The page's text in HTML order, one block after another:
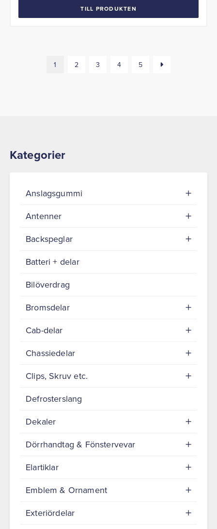
Kategorier
Anslagsgummi
Antenner
Backspeglar
Batteri + delar
Bilöverdrag
Bromsdelar
Cab-delar
Chassiedelar
Clips, Skruv etc.
Defrosterslang
Dekaler
Dörrhandtag & Fönstervevar
Elartiklar
Emblem & Ornament
Exteriördelar
TILL PRODUKTEN
1 2 3 4 5